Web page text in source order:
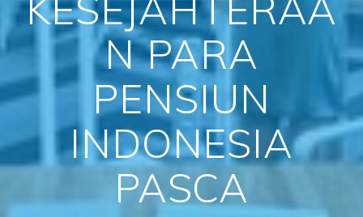
N PARA
PENSIUN
INDONESIA
PASCA